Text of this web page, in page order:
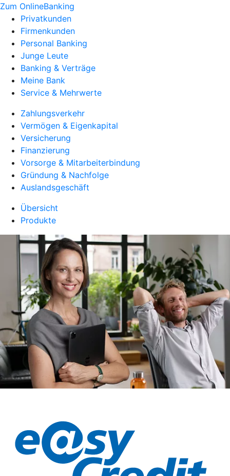
Zum OnlineBanking
Privatkunden
Firmenkunden
Personal Banking
Junge Leute
Banking & Verträge
Meine Bank
Service & Mehrwerte
Zahlungsverkehr
Vermögen & Eigenkapital
Versicherung
Finanzierung
Vorsorge & Mitarbeiterbindung
Gründung & Nachfolge
Auslandsgeschäft
Übersicht
Produkte